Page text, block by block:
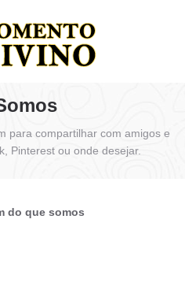
para compartilhar com amigos e
Pinterest ou onde desejar.
do que somos